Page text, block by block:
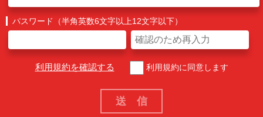
パスワード（半角英数6文字以上12文字以下）
利用規約を確認する 利用規約に同意します